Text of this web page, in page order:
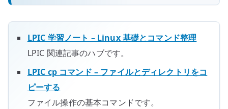
LPIC 学習ノート – Linux 基礎とコマンド整理
LPIC 関連記事のハブです。
LPIC cp コマンド – ファイルとディレクトリをコ
ピーする
ファイル操作の基本コマンドです。